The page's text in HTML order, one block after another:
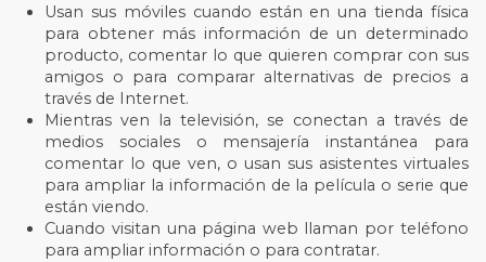
Usan sus móviles cuando están en una tienda física
para obtener más información de un determinado
producto, comentar lo que quieren comprar con sus
amigos o para comparar alternativas de precios a
través de Internet.
Mientras ven la televisión, se conectan a través de
medios sociales o mensajería instantánea para
comentar lo que ven, o usan sus asistentes virtuales
para ampliar la información de la película o serie que
están viendo.
Cuando visitan una página web llaman por teléfono
para ampliar información o para contratar.